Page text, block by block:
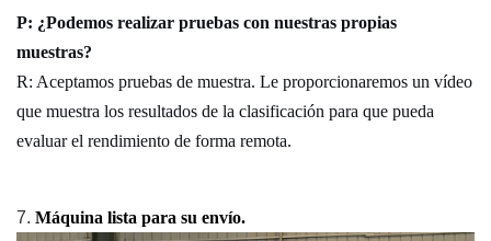
P: ¿Podemos realizar pruebas con nuestras propias
muestras?
R: Aceptamos pruebas de muestra. Le proporcionaremos un vídeo
que muestra los resultados de la clasificación para que pueda
evaluar el rendimiento de forma remota.
7. Máquina lista para su envío.